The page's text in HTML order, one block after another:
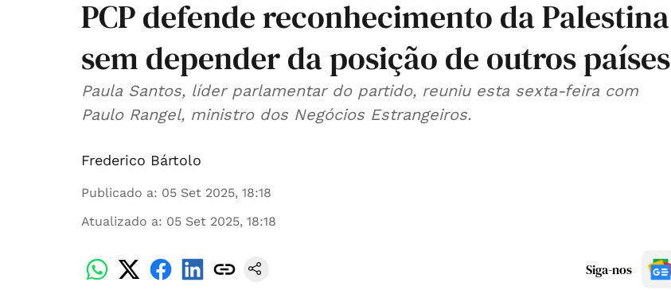
PCP defende reconhecimento da Palestina
sem depender da posição de outros países
Paula Santos, líder parlamentar do partido, reuniu esta sexta-feira com
Paulo Rangel, ministro dos Negócios Estrangeiros.
Frederico Bártolo
Publicado a: 05 Set 2025, 18:18
Atualizado a: 05 Set 2025, 18:18
Siga-nos